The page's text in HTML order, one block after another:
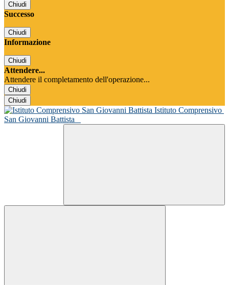
Chiudi
Successo
Chiudi
Informazione
Chiudi
Attendere...
Attendere il completamento dell'operazione...
Chiudi
Chiudi
Istituto Comprensivo
San Giovanni Battista